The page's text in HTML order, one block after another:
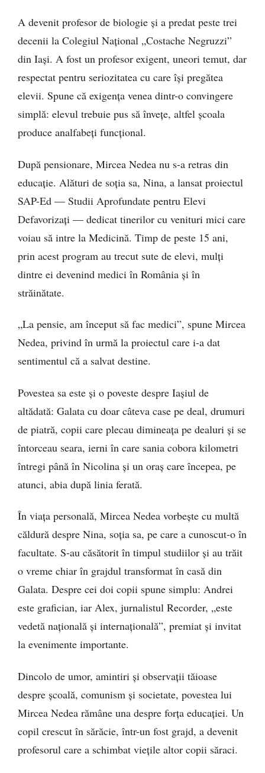
A devenit profesor de biologie și a predat peste trei
decenii la Colegiul Național „Costache Negruzzi”
din Iași. A fost un profesor exigent, uneori temut, dar
respectat pentru seriozitatea cu care își pregătea
elevii. Spune că exigența venea dintr-o convingere
simplă: elevul trebuie pus să învețe, altfel școala
produce analfabeți funcțional.
După pensionare, Mircea Nedea nu s-a retras din
educație. Alături de soția sa, Nina, a lansat proiectul
SAP-Ed — Studii Aprofundate pentru Elevi
Defavorizați — dedicat tinerilor cu venituri mici care
voiau să intre la Medicină. Timp de peste 15 ani,
prin acest program au trecut sute de elevi, mulți
dintre ei devenind medici în România și în
străinătate.
„La pensie, am început să fac medici”, spune Mircea
Nedea, privind în urmă la proiectul care i-a dat
sentimentul că a salvat destine.
Povestea sa este și o poveste despre Iașiul de
altădată: Galata cu doar câteva case pe deal, drumuri
de piatră, copii care plecau dimineața pe dealuri și se
întorceau seara, ierni în care sania cobora kilometri
întregi până în Nicolina și un oraș care începea, pe
atunci, abia după linia ferată.
În viața personală, Mircea Nedea vorbește cu multă
căldură despre Nina, soția sa, pe care a cunoscut-o în
facultate. S-au căsătorit în timpul studiilor și au trăit
o vreme chiar în grajdul transformat în casă din
Galata. Despre cei doi copii spune simplu: Andrei
este grafician, iar Alex, jurnalistul Recorder, „este
vedetă națională și internațională”, premiat și invitat
la evenimente importante.
Dincolo de umor, amintiri și observații tăioase
despre școală, comunism și societate, povestea lui
Mircea Nedea rămâne una despre forța educației. Un
copil crescut în sărăcie, într-un fost grajd, a devenit
profesorul care a schimbat viețile altor copii săraci.